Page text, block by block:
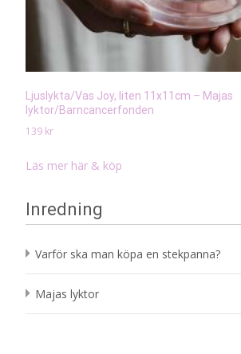
Ljuslykta/Vas Joy, liten 11x11cm – Majas
lyktor/Barncancerfonden
139 kr
Läs mer här & köp
Inredning
Varför ska man köpa en stekpanna?
Majas lyktor